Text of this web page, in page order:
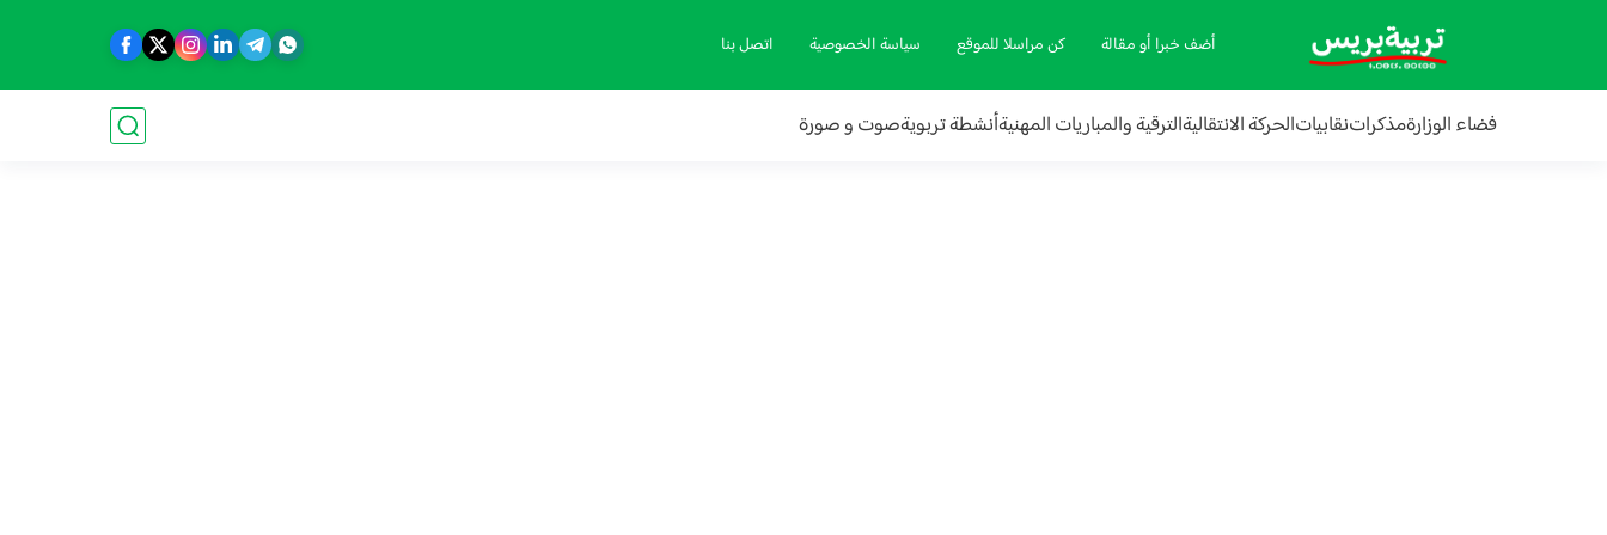
أضف خبرا أو مقالة كن مراسلا للموقع سياسة الخصوصية اتصل بنا
فضاء الوزارةمذكراتنقابياتالحركة الانتقاليةالترقية والمباريات المهنيةأنشطة تربويةصوت و صورة